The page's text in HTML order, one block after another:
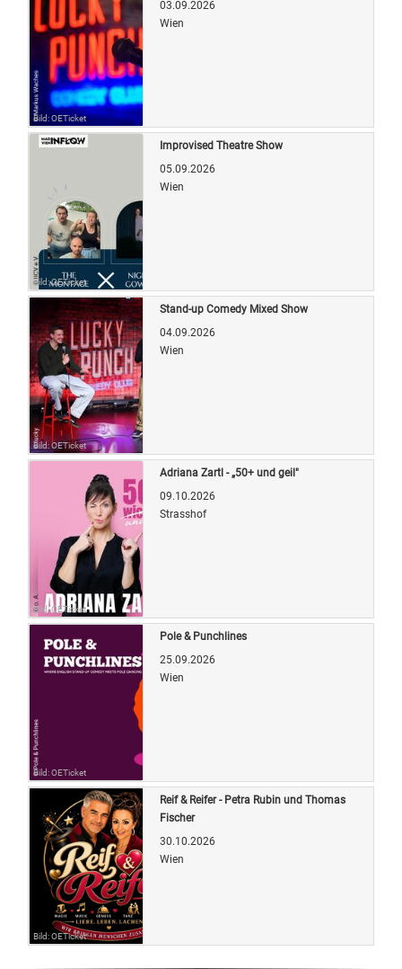
Bild: OETicket
03.09.2026
Wien
Bild: OETicket
Improvised Theatre Show
05.09.2026
Wien
Bild: OETicket
Stand-up Comedy Mixed Show
04.09.2026
Wien
Bild: OETicket
Adriana Zartl - „50+ und geil"
09.10.2026
Strasshof
Bild: OETicket
Pole & Punchlines
25.09.2026
Wien
Bild: OETicket
Reif & Reifer - Petra Rubin und Thomas
Fischer
30.10.2026
Wien